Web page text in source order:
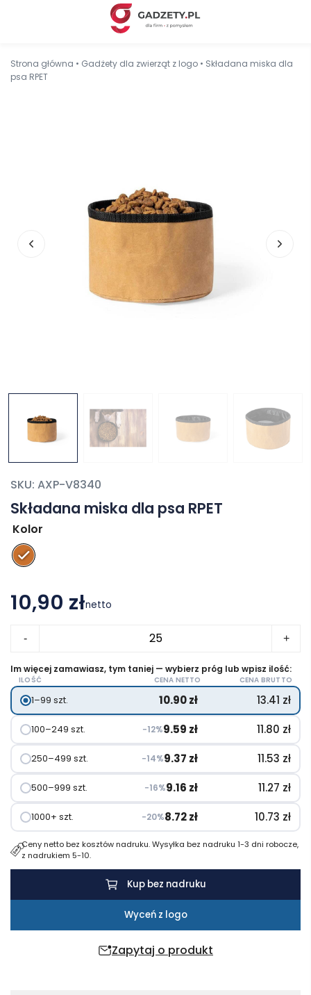
Strona główna • Gadżety dla zwierząt z logo • Składana miska dla
psa RPET
Składana miska dla psa RPET
SKU: AXP-V8340
Kolor
10,90 złnetto
-
miska
dla
psa
RPET
+
Zapytaj o produkt
Im więcej zamawiasz, tym taniej — wybierz próg lub wpisz ilość:
ILOŚĆ CENA NETTO CENA BRUTTO
1–99 szt. 10.90zł 13.41 zł
100–249 szt. −12%9.59 zł 11.80 zł
250–499 szt. −14%9.37 zł 11.53 zł
500–999 szt. −16%9.16 zł 11.27 zł
1000+ szt. −20%8.72zł 10.73 zł
Ceny netto bez kosztów nadruku. Wysyłka bez nadruku 1-3 dni robocze,
z nadrukiem 5-10.
Kup bez nadruku
Wyceń z logo